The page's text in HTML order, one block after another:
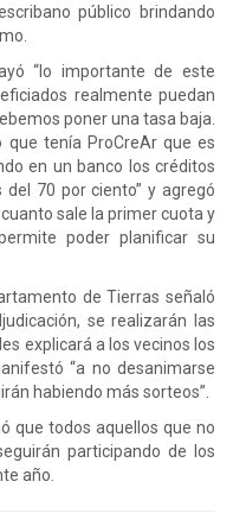
público brindando
“lo importante de este
realmente puedan
poner una tasa baja.
tenía ProCreAr que es
en un banco los créditos
70 por ciento” y agregó
sale la primer cuota y
poder planificar su
de Tierras señaló
se realizarán las
explicará a los vecinos los
“a no desanimarse
habiendo más sorteos”.
que todos aquellos que no
participando de los
año.